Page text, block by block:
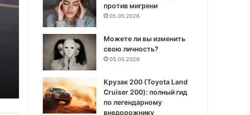
против мигрени
05.05.2026
Можете ли вы изменить
свою личность?
05.05.2026
Крузак 200 (Toyota Land
Cruiser 200): полный гид
по легендарному
внедорожнику